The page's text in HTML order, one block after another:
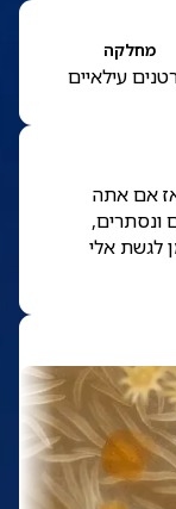
מחלקה
עילאיים
אז אם אתה
ונסתרים,
לגשת אלי